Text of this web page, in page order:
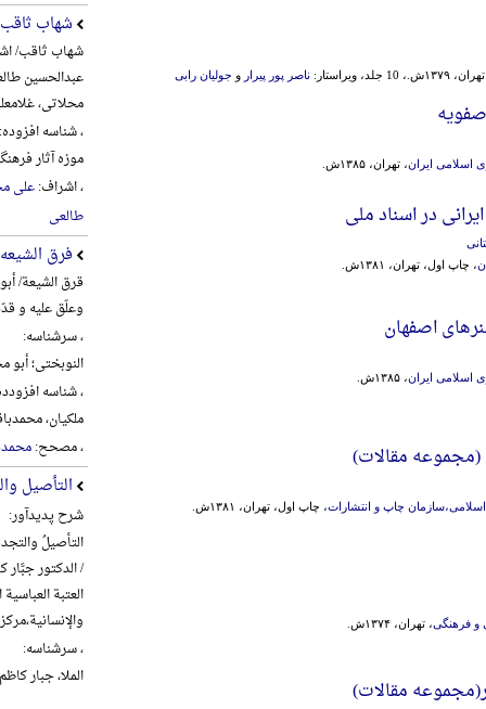
ویراستار: ناصر پور پیرار و جولیان رابی
اسلامی ایران، تهران، ۱۳۸۵ش.
در اسناد ملی
، چاپ اول، تهران، ۱۳۸۱ش.
اصفهان
اسلامی ایران، ۱۳۸۵ش.
مقالات)
چاپ و انتشارات، چاپ اول، تهران، ۱۳۸۱ش.
و فرهنگی، تهران، ۱۳۷۴ش.
مقالات)
شهاب
شهاب ثاقب/
عبدالحسین
محلاتی،
، شناسه افزوده:
موزه آثار
، اشراف:علی
طالعی
فرق
قرق الشیعة/
وعلّق علیه و
، سرشناسه:
النوبختی؛ أبو
، شناسه
ملکیان، محمدباقر،
، مصحح:
التأصیل
شرح پدیدآور:
التأصیلُ
/ الدکتور جبَّار
العتبة
والإنسانیة،‌مرکز تراث
، سرشناسه:
الملا، جبار کاظم